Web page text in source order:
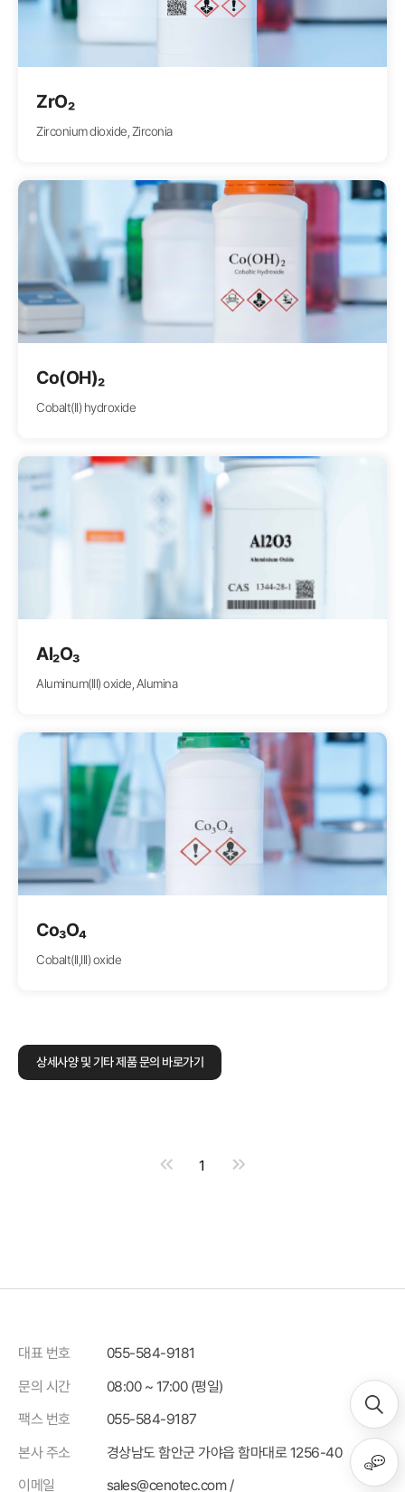
ZrO₂
Zirconium dioxide, Zirconia
Co(OH)₂
Cobalt(II) hydroxide
Al₂O₃
Aluminum(III) oxide, Alumina
Co₃O₄
Cobalt(II,III) oxide
상세사양 및 기타 제품 문의 바로가기
1
대표 번호
055-584-9181
문의 시간
08:00 ~ 17:00 (평일)
팩스 번호
055-584-9187
본사 주소
경상남도 함안군 가야읍 함마대로 1256-40
이메일
sales@cenotec.com /